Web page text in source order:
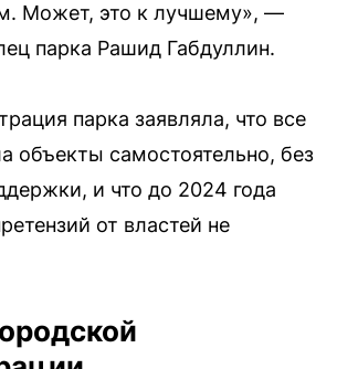
Может, это к лучшему», —
парка Рашид Габдуллин.
парка заявляла, что все
объекты самостоятельно, без
и что до 2024 года
от властей не